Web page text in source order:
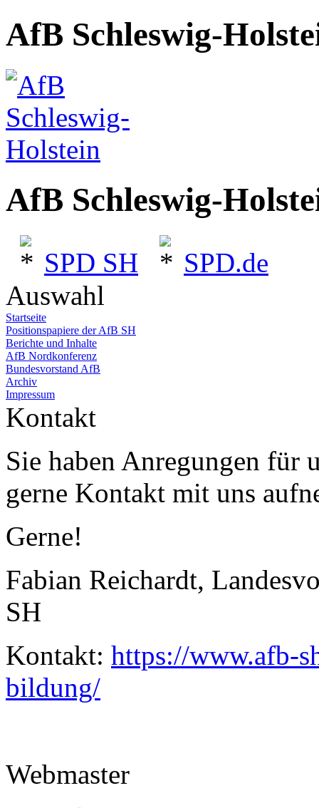
AfB Schleswig-
AfB Schleswig-
SPD SH
SPD.de
Auswahl
Startseite
Positionspapiere der AfB SH
Berichte und Inhalte
AfB Nordkonferenz
Bundesvorstand AfB
Archiv
Impressum
Kontakt
Sie haben Anregungen für
gerne Kontakt mit uns
Gerne!
Fabian Reichardt,
SH
Kontakt: https://www.afb-
bildung/
Webmaster